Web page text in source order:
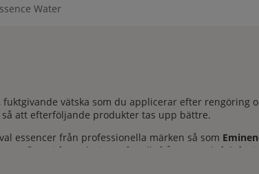
Water
vätska som du applicerar efter rengöring
att efterföljande produkter tas upp bättre.
essencer från professionella märken så som
finns i formuleringar för allt från torr och
behandlingslotioner.